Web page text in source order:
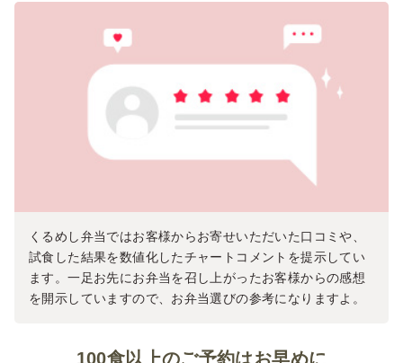
くるめし弁当ではお客様からお寄せいただいた口コミや、
試食した結果を数値化したチャートコメントを提示してい
ます。一足お先にお弁当を召し上がったお客様からの感想
を開示していますので、お弁当選びの参考になりますよ。
100食以上のご予約はお早めに